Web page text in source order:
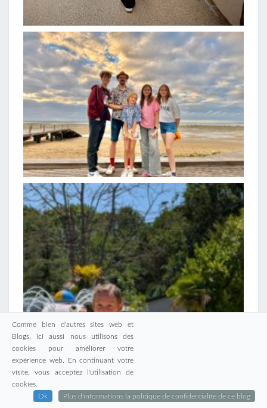
Comme bien d'autres sites web et
Blogs, ici aussi nous utilisons des
cookies pour améliorer votre
expérience web. En continuant votre
visite, vous acceptez l'utilisation de
cookies.
Ok
Plus d'informations la politique de confidentialité de ce blog